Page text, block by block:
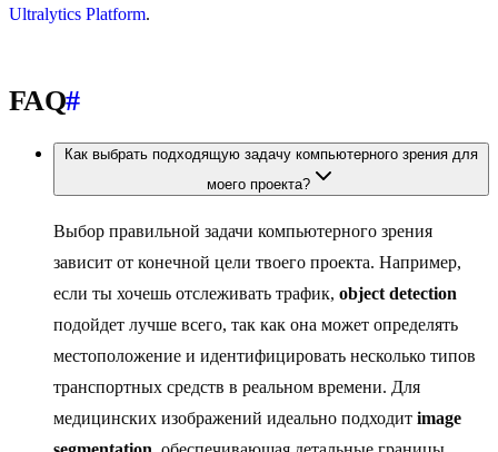
Ultralytics Platform.
FAQ#
Как выбрать подходящую задачу компьютерного зрения для
моего проекта?
Выбор правильной задачи компьютерного зрения
зависит от конечной цели твоего проекта. Например,
если ты хочешь отслеживать трафик, object detection
подойдет лучше всего, так как она может определять
местоположение и идентифицировать несколько типов
транспортных средств в реальном времени. Для
медицинских изображений идеально подходит image